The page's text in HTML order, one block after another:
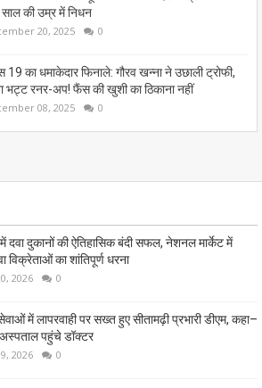
की उम्र में निधन
20, 2025 0
19 का धमाकेदार फिनाले: गौरव खन्ना ने उछाली ट्रोफी,
भट्ट रनर-अप! फैंस की खुशी का ठिकाना नहीं
08, 2025 0
में दवा दुकानों की ऐतिहासिक बंदी सफल, नेशनल मार्केट में
विक्रेताओं का शांतिपूर्ण धरना
2026 0
में लापरवाही पर सख्त हुए सीतामढ़ी प्रभारी डीएम, कहा–
पहुंचे डॉक्टर
2026 0